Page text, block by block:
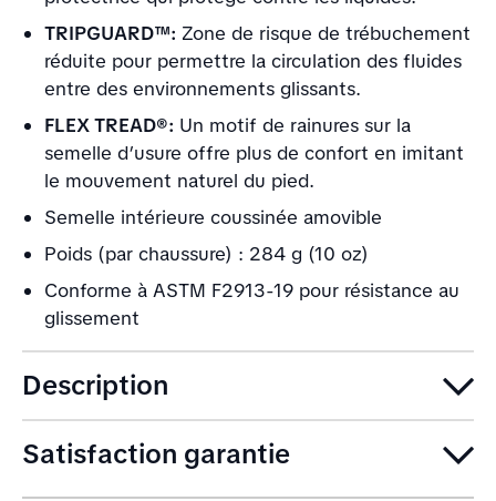
TRIPGUARD™: Zone de risque de trébuchement
réduite pour permettre la circulation des fluides
entre des environnements glissants.
FLEX TREAD®: Un motif de rainures sur la
semelle d’usure offre plus de confort en imitant
le mouvement naturel du pied.
Semelle intérieure coussinée amovible
Poids (par chaussure) : 284 g (10 oz)
Conforme à ASTM F2913-19 pour résistance au
glissement
Description
Satisfaction garantie